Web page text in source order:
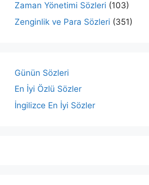
Zaman Yönetimi Sözleri (103)
Zenginlik ve Para Sözleri (351)
Günün Sözleri
En İyi Özlü Sözler
İngilizce En İyi Sözler